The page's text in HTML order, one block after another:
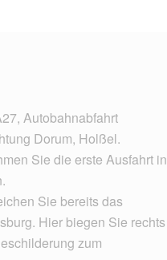
Autobahnabfahrt
Dorum, Holßel.
Sie die erste Ausfahrt in
Sie bereits das
Hier biegen Sie rechts
zum